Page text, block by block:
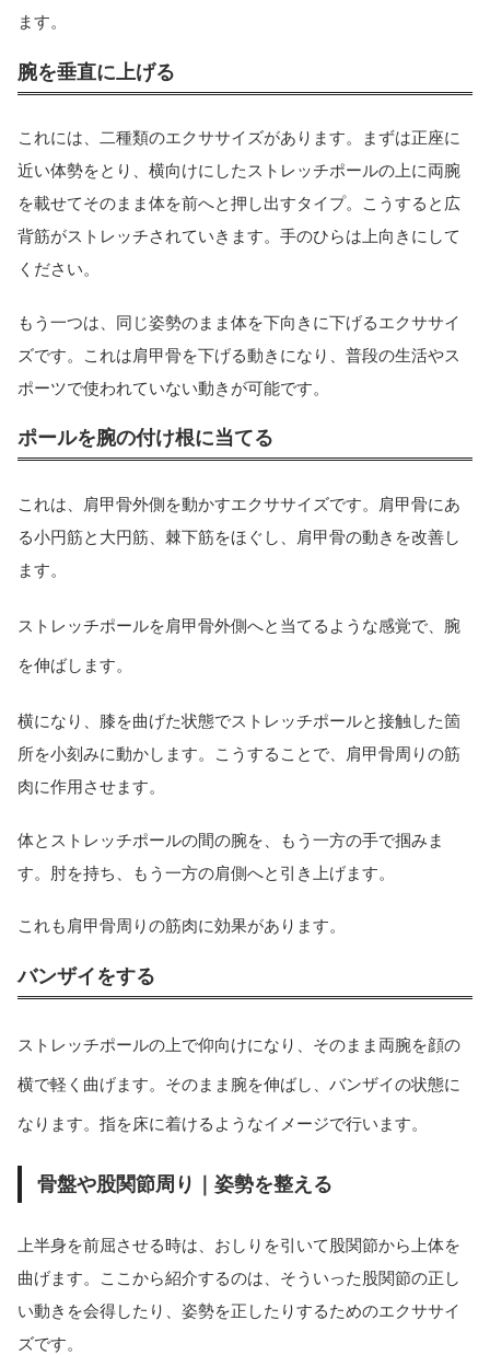
ます。
腕を垂直に上げる
これには、二種類のエクササイズがあります。まずは正座に
近い体勢をとり、横向けにしたストレッチポールの上に両腕
を載せてそのまま体を前へと押し出すタイプ。こうすると広
背筋がストレッチされていきます。手のひらは上向きにして
ください。
もう一つは、同じ姿勢のまま体を下向きに下げるエクササイ
ズです。これは肩甲骨を下げる動きになり、普段の生活やス
ポーツで使われていない動きが可能です。
ポールを腕の付け根に当てる
これは、肩甲骨外側を動かすエクササイズです。肩甲骨にあ
る小円筋と大円筋、棘下筋をほぐし、肩甲骨の動きを改善し
ます。
ストレッチポールを肩甲骨外側へと当てるような感覚で、腕
を伸ばします。
横になり、膝を曲げた状態でストレッチポールと接触した箇
所を小刻みに動かします。こうすることで、肩甲骨周りの筋
肉に作用させます。
体とストレッチポールの間の腕を、もう一方の手で掴みま
す。肘を持ち、もう一方の肩側へと引き上げます。
これも肩甲骨周りの筋肉に効果があります。
バンザイをする
ストレッチポールの上で仰向けになり、そのまま両腕を顔の
横で軽く曲げます。そのまま腕を伸ばし、バンザイの状態に
なります。指を床に着けるようなイメージで行います。
骨盤や股関節周り｜姿勢を整える
上半身を前屈させる時は、おしりを引いて股関節から上体を
曲げます。ここから紹介するのは、そういった股関節の正し
い動きを会得したり、姿勢を正したりするためのエクササイ
ズです。